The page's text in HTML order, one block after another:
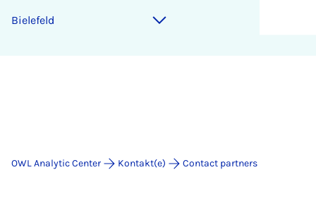
Bielefeld
OWL Analytic Center Kontakt(e) Contact partners